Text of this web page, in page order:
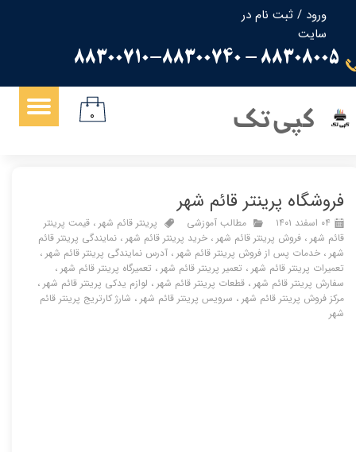
ورود / ثبت نام در
سایت
حساب کاربری من
تغییر گذر واژه
سفارشات
88308005 - 88300710-88300740
کپی تک ۰
فروشگاه پرینتر قائم شهر
۰۴ اسفند ۱۴۰۱ مطالب آموزشی پرینتر قائم شهر ، قیمت پرینتر
قائم شهر ، فروش پرینتر قائم شهر ، خرید پرینتر قائم شهر ، نمایندگی پرینتر قائم
شهر ، خدمات پس از فروش پرینتر قائم شهر ، آدرس نمایندگی پرینتر قائم شهر ،
تعمیرات پرینتر قائم شهر ، تعمیر پرینتر قائم شهر ، تعمیرگاه پرینتر قائم شهر ،
سفارش پرینتر قائم شهر ، قطعات پرینتر قائم شهر ، لوازم یدکی پرینتر قائم شهر ،
مرکز فروش پرینتر قائم شهر ، سرویس پرینتر قائم شهر ، شارژ کارتریج پرینتر قائم
شهر